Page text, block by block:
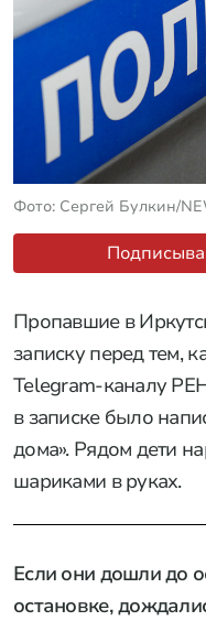
Фото: Сергей Булкин/
Пропавшие в
записку перед тем,
Telegram-каналу
в записке было
дома». Рядом дети
шариками в руках.
Если они дошли до
остановке,